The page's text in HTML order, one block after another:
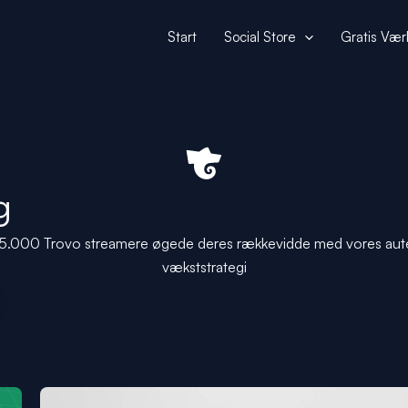
Start Social Store Gratis
Trovo streamere øgede deres rækkevidde med vores
vækststrategi